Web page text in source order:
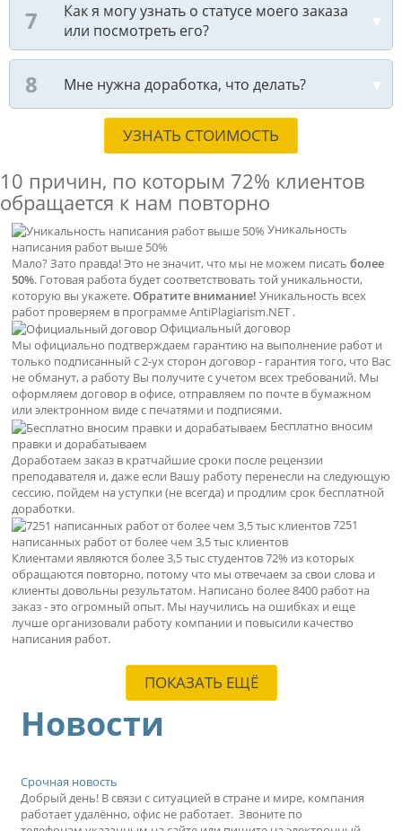
Как я могу узнать о статусе моего заказа
или посмотреть его?
Мне нужна доработка, что делать?
УЗНАТЬ СТОИМОСТЬ
10 причин, по которым 72% клиентов
обращается к нам повторно
Уникальность
написания работ выше 50%
Мало? Зато правда! Это не значит, что мы не можем писать более
50%. Готовая работа будет соответствовать той уникальности,
которую вы укажете.Обратите внимание! Уникальность всех
работ проверяем в программе AntiPlagiarism.NET .
Официальный договор
Мы официально подтверждаем гарантию на выполнение работ и
только подписанный с 2-ух сторон договор - гарантия того, что Вас
не обманут, а работу Вы получите с учетом всех требований. Мы
оформляем договор в офисе, отправляем по почте в бумажном
или электронном виде с печатями и подписями.
Бесплатно вносим
правки и дорабатываем
Доработаем заказ в кратчайшие сроки после рецензии
преподавателя и, даже если Вашу работу перенесли на следующую
сессию, пойдем на уступки (не всегда) и продлим срок бесплатной
доработки.
7251
написанных работ от более чем 3,5 тыс клиентов
Клиентами являются более 3,5 тыс студентов 72% из которых
обращаются повторно, потому что мы отвечаем за свои слова и
клиенты довольны результатом. Написано более 8400 работ на
заказ - это огромный опыт. Мы научились на ошибках и еще
лучше организовали работу компании и повысили качество
написания работ.
ПОКАЗАТЬ ЕЩЁ
Новости
Срочная новость
Добрый день! В связи с ситуацией в стране и мире, компания
работает удалённо, офис не работает. Звоните по